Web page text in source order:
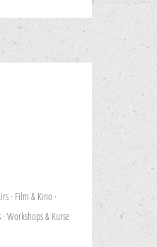
· Film & Kino ·
· Workshops & Kurse